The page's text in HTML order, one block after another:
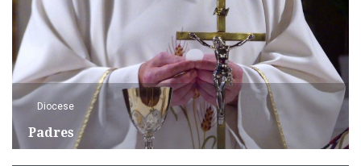
Diocese
Padres